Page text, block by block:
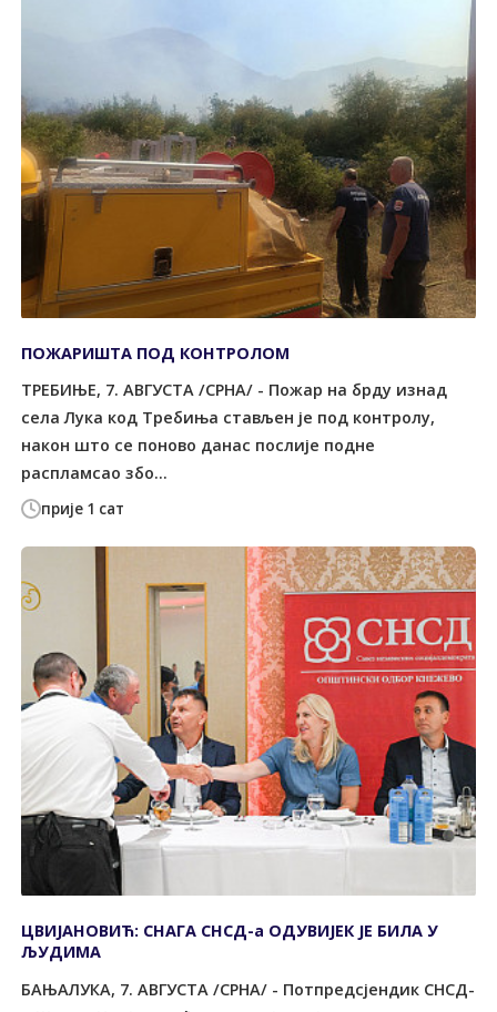
прије 1 сат
ПОЖАРИШТА ПОД КОНTРОЛОМ
ТРЕБИЊЕ, 7. АВГУСТА /СРНА/ - Пожар на брду изнад
села Лука код Tребиња стављен је под контролу,
након што се поново данас послије подне
распламсао збо...
ЦВИЈАНОВИЋ: СНАГА СНСД-а ОДУВИЈЕК ЈЕ БИЛА У
ЉУДИМА
БАЊАЛУКА, 7. АВГУСТА /СРНА/ - Потпредсјендик СНСД-